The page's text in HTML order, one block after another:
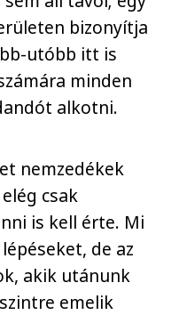
bizonyítja
utóbb itt is
minden
alkotni.
nemzedékek
csak
is kell érte. Mi
de az
akik utánunk
emelik